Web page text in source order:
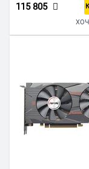
115 805